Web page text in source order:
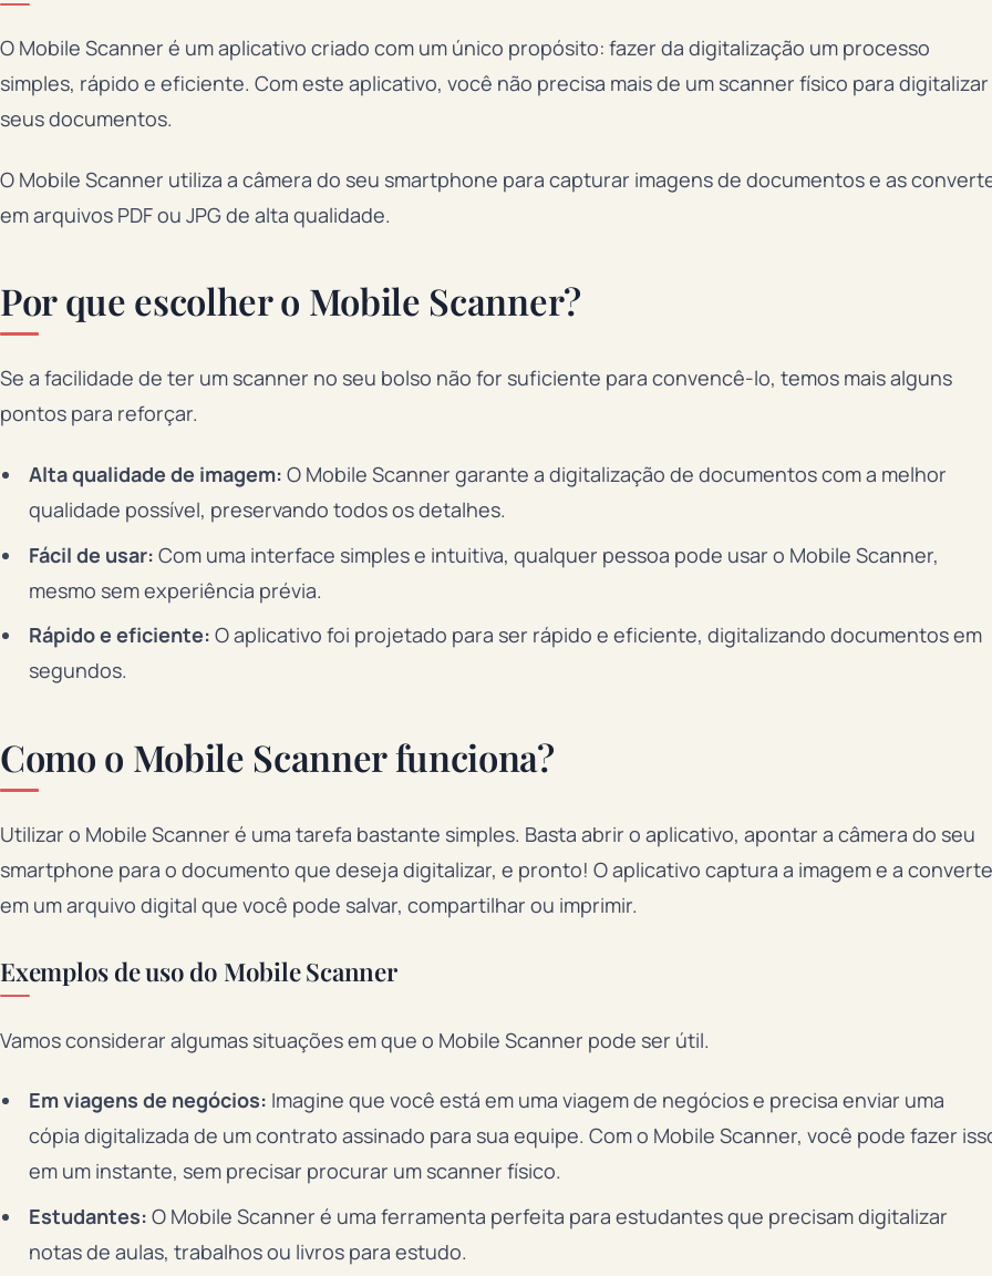
O Mobile Scanner é um aplicativo criado com um único propósito: fazer da digitalização um processo
simples, rápido e eficiente. Com este aplicativo, você não precisa mais de um scanner físico para digitalizar
seus documentos.
O Mobile Scanner utiliza a câmera do seu smartphone para capturar imagens de documentos e as
em arquivos PDF ou JPG de alta qualidade.
Por que escolher o Mobile Scanner?
Se a facilidade de ter um scanner no seu bolso não for suficiente para convencê-lo, temos mais alguns
pontos para reforçar.
Alta qualidade de imagem: O Mobile Scanner garante a digitalização de documentos com a melhor
qualidade possível, preservando todos os detalhes.
Fácil de usar: Com uma interface simples e intuitiva, qualquer pessoa pode usar o Mobile Scanner,
mesmo sem experiência prévia.
Rápido e eficiente: O aplicativo foi projetado para ser rápido e eficiente, digitalizando documentos em
segundos.
Como o Mobile Scanner funciona?
Utilizar o Mobile Scanner é uma tarefa bastante simples. Basta abrir o aplicativo, apontar a câmera do seu
smartphone para o documento que deseja digitalizar, e pronto! O aplicativo captura a imagem e a converte
em um arquivo digital que você pode salvar, compartilhar ou imprimir.
Exemplos de uso do Mobile Scanner
Vamos considerar algumas situações em que o Mobile Scanner pode ser útil.
Em viagens de negócios: Imagine que você está em uma viagem de negócios e precisa enviar uma
cópia digitalizada de um contrato assinado para sua equipe. Com o Mobile Scanner, você pode fazer
em um instante, sem precisar procurar um scanner físico.
Estudantes: O Mobile Scanner é uma ferramenta perfeita para estudantes que precisam digitalizar
notas de aulas, trabalhos ou livros para estudo.